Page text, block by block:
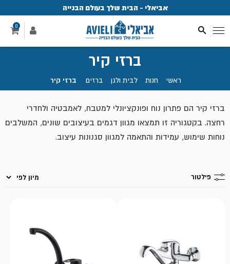
אביאלי - הבית שלך בעולם הבנייה
0
ברזי קיר
ראשי חנות לבית ולגן ברזים ברזי קיר
ברזי קיר הם פתרון נוח ופונקציונלי למטבח, לאמבטיה ולחדרי
רחצה. בקטגוריה זו תמצאו מגוון דגמים בעיצובים שונים, המשלבים
נוחות שימוש, עמידות והתאמה למגוון סגנונות עיצוב.
פילטור